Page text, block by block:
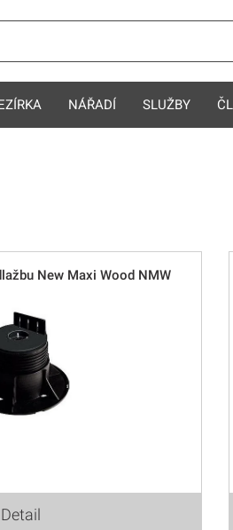
NÁŘADÍ SLUŽBY
New Maxi Wood NMW
Detail